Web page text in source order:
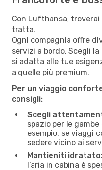
Con Lufthansa, troverai
tratta.
Ogni compagnia offre
servizi a bordo. Scegli
si adatta alle tue
a quelle più premium.
Per un viaggio
consigli:
Scegli
spazio per le
esempio, se viaggi
sedere vicino ai
Mantieniti idratato:
l’aria in cabina è